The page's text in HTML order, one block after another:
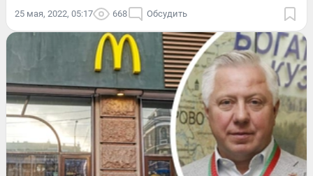
25 мая, 2022, 05:17 668 Обсудить